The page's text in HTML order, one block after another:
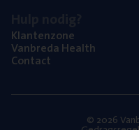
Klan­ten­zo­ne
Van­b­re­da Health
Con­tact
© 2026